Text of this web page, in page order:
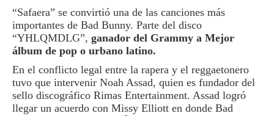
“Safaera” se convirtió una de las canciones más
importantes de Bad Bunny. Parte del disco
“YHLQMDLG”, ganador del Grammy a Mejor
álbum de pop o urbano latino.
En el conflicto legal entre la rapera y el reggaetonero
tuvo que intervenir Noah Assad, quien es fundador del
sello discográfico Rimas Entertainment. Assad logró
llegar un acuerdo con Missy Elliott en donde Bad